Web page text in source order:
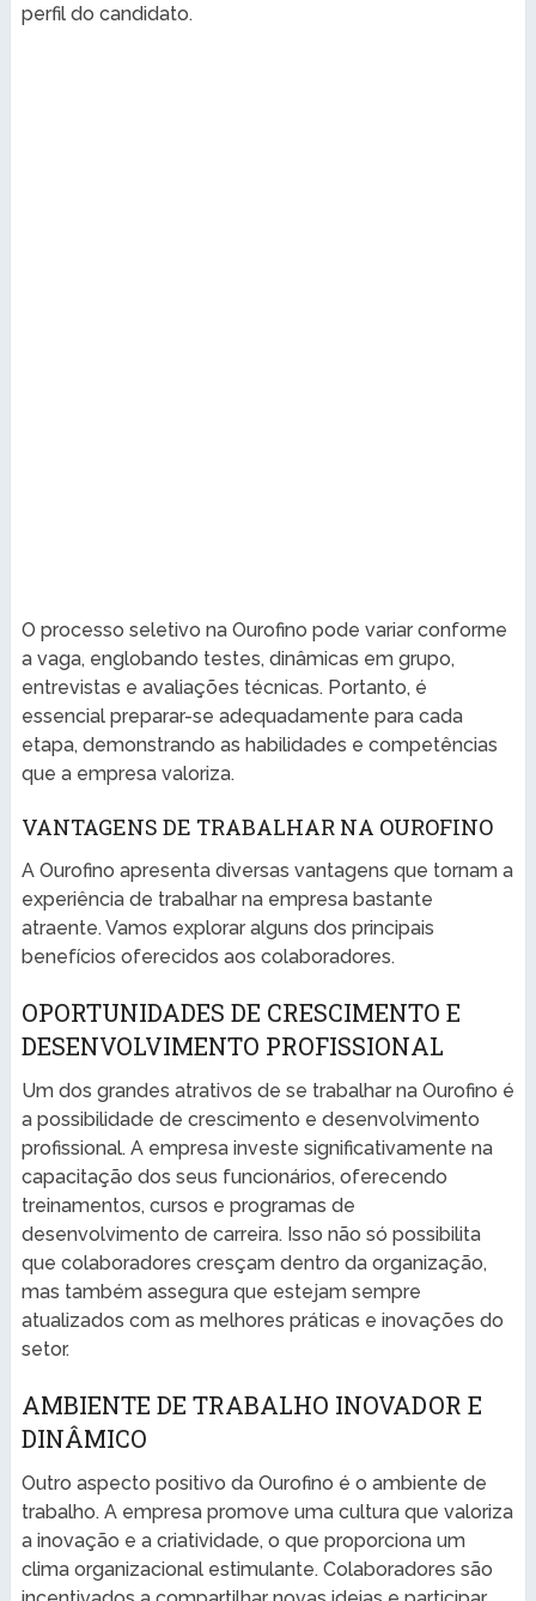
perfil do candidato.
O processo seletivo na Ourofino pode variar conforme
a vaga, englobando testes, dinâmicas em grupo,
entrevistas e avaliações técnicas. Portanto, é
essencial preparar-se adequadamente para cada
etapa, demonstrando as habilidades e competências
que a empresa valoriza.
VANTAGENS DE TRABALHAR NA OUROFINO
A Ourofino apresenta diversas vantagens que tornam a
experiência de trabalhar na empresa bastante
atraente. Vamos explorar alguns dos principais
benefícios oferecidos aos colaboradores.
OPORTUNIDADES DE CRESCIMENTO E
DESENVOLVIMENTO PROFISSIONAL
Um dos grandes atrativos de se trabalhar na Ourofino é
a possibilidade de crescimento e desenvolvimento
profissional. A empresa investe significativamente na
capacitação dos seus funcionários, oferecendo
treinamentos, cursos e programas de
desenvolvimento de carreira. Isso não só possibilita
que colaboradores cresçam dentro da organização,
mas também assegura que estejam sempre
atualizados com as melhores práticas e inovações do
setor.
AMBIENTE DE TRABALHO INOVADOR E
DINÂMICO
Outro aspecto positivo da Ourofino é o ambiente de
trabalho. A empresa promove uma cultura que valoriza
a inovação e a criatividade, o que proporciona um
clima organizacional estimulante. Colaboradores são